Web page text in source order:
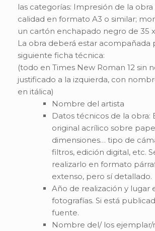
las categorías: Impresión de la obra
calidad en formato A3 o similar;
un cartón enchapado negro de 35
La obra deberá estar acompañada
siguiente ficha técnica:
(todo en Times New Roman 12 sin
justificado a la izquierda, con
en itálica)
Nombre del artista
Datos técnicos de la obra:
original acrílico sobre
dimensiones… tipo de
filtros, edición digital, etc.
realizarlo en formato
extenso, pero sí detallado.
Año de realización y lugar
fotografías. Si está
fuente.
Nombre del/ los ejemplar/